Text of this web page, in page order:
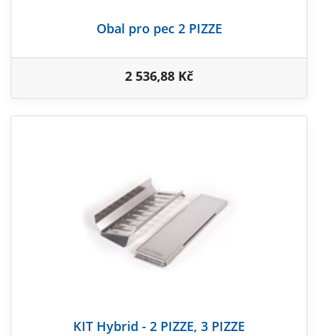
Obal pro pec 2 PIZZE
2 536,88 Kč
KIT Hybrid - 2 PIZZE, 3 PIZZE